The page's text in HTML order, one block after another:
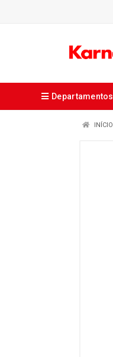
Departamentos
INÍCIO